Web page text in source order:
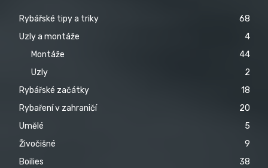
Rybářské tipy a triky
68
Uzly a montáže
4
Montáže
44
Uzly
2
Rybářské začátky
18
Rybaření v zahraničí
20
Umělé
5
Živočišné
9
Boilies
38